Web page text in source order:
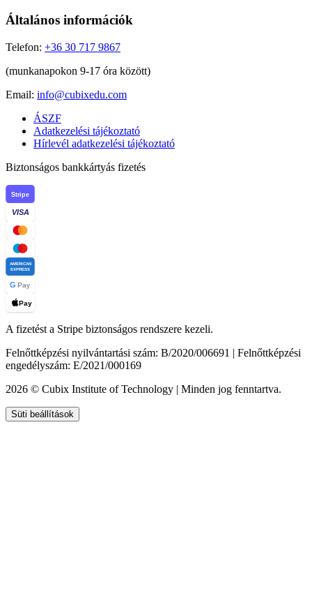
Általános információk
Telefon: +36 30 717 9867
(munkanapokon 9-17 óra között)
Email: info@cubixedu.com
ÁSZF
Adatkezelési tájékoztató
Hírlevél adatkezelési tájékoztató
Biztonságos bankkártyás fizetés
Stripe
VISA
AMERICAN
EXPRESS
G Pay
Pay
A fizetést a Stripe biztonságos rendszere kezeli.
Felnőttképzési nyilvántartási szám: B/2020/006691 | Felnőttképzési
engedélyszám: E/2021/000169
2026 © Cubix Institute of Technology | Minden jog fenntartva.
Süti beállítások